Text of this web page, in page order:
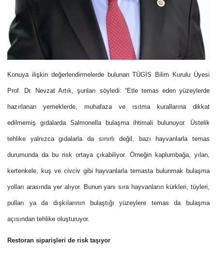
Konuya ilişkin değerlendirmelerde bulunan TÜGİS Bilim Kurulu Üyesi
Prof. Dr. Nevzat Artık, şunları söyledi: “Etle temas eden yüzeylerde
hazırlanan yemeklerde, muhafaza ve ısıtma kurallarına dikkat
edilmemiş gıdalarda Salmonella bulaşma ihtimali bulunuyor. Üstelik
tehlike yalnızca gıdalarla da sınırlı değil, bazı hayvanlarla temas
durumunda da bu risk ortaya çıkabiliyor. Örneğin kaplumbağa, yılan,
kertenkele, kuş ve civciv gibi hayvanlarla temasta bulunmak bulaşma
yolları arasında yer alıyor. Bunun yanı sıra hayvanların kürkleri, tüyleri,
pulları ya da dışkılarının bulaştığı yüzeylere temas da bulaşma
açısından tehlike oluşturuyor.
Restoran siparişleri de risk taşıyor